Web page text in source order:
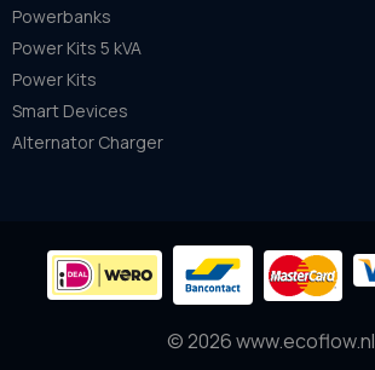
Powerbanks
Power Kits 5 kVA
Power Kits
Smart Devices
Alternator Charger
© 2026 www.ecoflow.nl